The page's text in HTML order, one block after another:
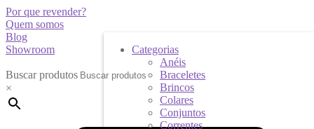
Por que revender?
Quem somos
Blog
Showroom
Buscar produtos
×
Categorias
Anéis
Braceletes
Brincos
Colares
Conjuntos
Correntes